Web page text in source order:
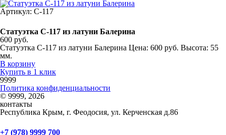
Артикул: С-117
Статуэтка С-117 из латуни Балерина
600 руб.
Статуэтка С-117 из латуни Балерина Цена: 600 руб. Высота: 55
мм.
В корзину
Купить в 1 клик
9999
Политика конфиденциальности
© 9999, 2026
контакты
Республика Крым, г. Феодосия, ул. Керченская д.86
+7 (978) 9999 700